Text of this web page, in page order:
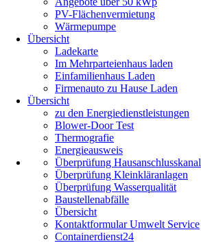
PV-Flächenvermietung
Wärmepumpe
Übersicht
Ladekarte
Im Mehrparteienhaus laden
Einfamilienhaus Laden
Firmenauto zu Hause Laden
Übersicht
zu den Energiedienstleistungen
Blower-Door Test
Thermografie
Energieausweis
Überprüfung Hausanschlusskanal
Überprüfung Kleinkläranlagen
Überprüfung Wasserqualität
Baustellenabfälle
Übersicht
Kontaktformular Umwelt Service
Containerdienst24